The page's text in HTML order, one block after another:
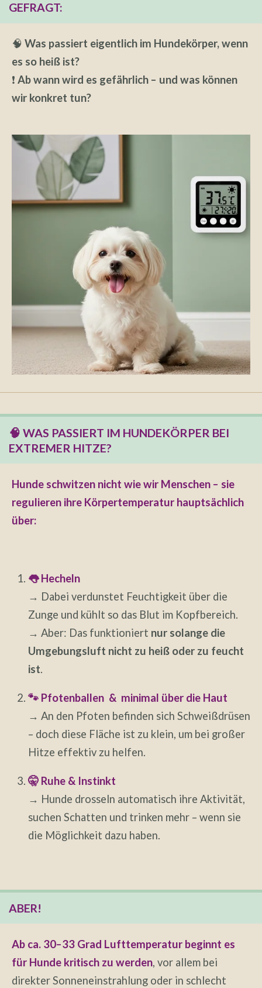
GEFRAGT:
🧠 Was passiert eigentlich im Hundekörper, wenn
es so heiß ist?
❗ Ab wann wird es gefährlich – und was können
wir konkret tun?
🧠 WAS PASSIERT IM HUNDEKÖRPER BEI
EXTREMER HITZE?
Hunde schwitzen nicht wie wir Menschen – sie
regulieren ihre Körpertemperatur hauptsächlich
über:
👅 Hecheln
→ Dabei verdunstet Feuchtigkeit über die
Zunge und kühlt so das Blut im Kopfbereich.
→ Aber: Das funktioniert nur solange die
Umgebungsluft nicht zu heiß oder zu feucht
ist.
🐾 Pfotenballen & minimal über die Haut
→ An den Pfoten befinden sich Schweißdrüsen
– doch diese Fläche ist zu klein, um bei großer
Hitze effektiv zu helfen.
🤫 Ruhe & Instinkt
→ Hunde drosseln automatisch ihre Aktivität,
suchen Schatten und trinken mehr – wenn sie
die Möglichkeit dazu haben.
ABER!
Ab ca. 30–33 Grad Lufttemperatur beginnt es
für Hunde kritisch zu werden, vor allem bei
direkter Sonneneinstrahlung oder in schlecht